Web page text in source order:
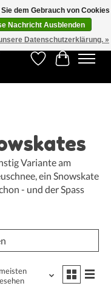
Lieferung!
Wunschzettel
Ihr
Variante am
ein Snowskate
- und der Spass
dem Gebrauch von Cookies
Nachricht Ausblenden
Datenschutzerklärung. »